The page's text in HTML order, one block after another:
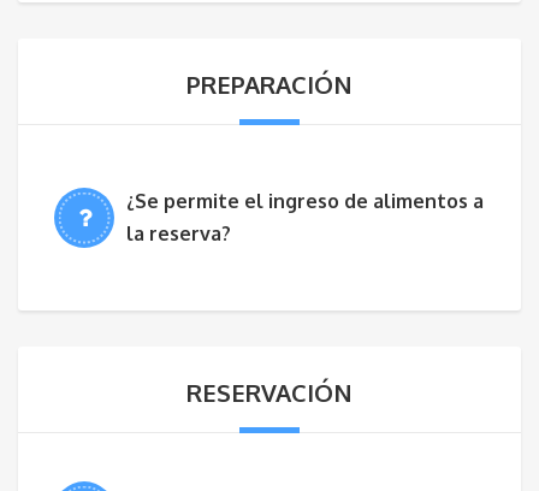
PREPARACIÓN
¿Se permite el ingreso de alimentos a
la reserva?
RESERVACIÓN